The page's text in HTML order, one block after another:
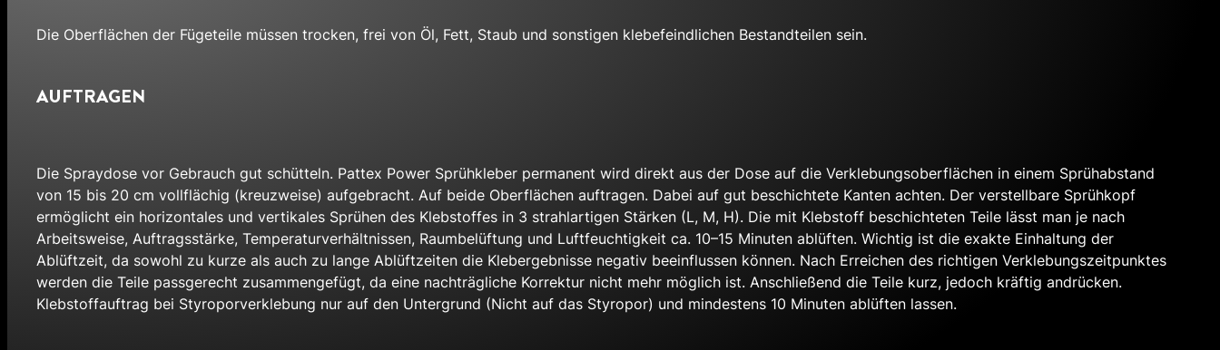
Die Oberflächen der Fügeteile müssen trocken, frei von Öl, Fett, Staub und sonstigen klebefeindlichen Bestandteilen sein.
AUFTRAGEN
Die Spraydose vor Gebrauch gut schütteln. Pattex Power Sprühkleber permanent wird direkt aus der Dose auf die Verklebungsoberflächen in einem Sprühabstand
von 15 bis 20 cm vollflächig (kreuzweise) aufgebracht. Auf beide Oberflächen auftragen. Dabei auf gut beschichtete Kanten achten. Der verstellbare Sprühkopf
ermöglicht ein horizontales und vertikales Sprühen des Klebstoffes in 3 strahlartigen Stärken (L, M, H). Die mit Klebstoff beschichteten Teile lässt man je nach
Arbeitsweise, Auftragsstärke, Temperaturverhältnissen, Raumbelüftung und Luftfeuchtigkeit ca. 10–15 Minuten ablüften. Wichtig ist die exakte Einhaltung der
Ablüftzeit, da sowohl zu kurze als auch zu lange Ablüftzeiten die Klebergebnisse negativ beeinflussen können. Nach Erreichen des richtigen Verklebungszeitpunktes
werden die Teile passgerecht zusammengefügt, da eine nachträgliche Korrektur nicht mehr möglich ist. Anschließend die Teile kurz, jedoch kräftig andrücken.
Klebstoffauftrag bei Styroporverklebung nur auf den Untergrund (Nicht auf das Styropor) und mindestens 10 Minuten ablüften lassen.